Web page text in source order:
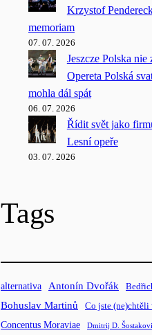
Krzystof
memoriam
07. 07. 2026
Jeszcze Polska nie
Opereta Polská
mohla dál spát
06. 07. 2026
Řídit svět jako
Lesní opeře
03. 07. 2026
Tags
alternativa Antonín Dvořák
Bohuslav Martinů Co jste (ne)chtěli
Concentus Moraviae Dmitrij D.